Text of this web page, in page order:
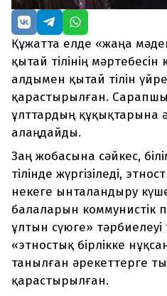
Құжатта елде «жаңа
қытай тілінің
алдымен қытай тілін
қарастырылған.
ұлттардың құқықтарына
алаңдайды.
Заң жобасына сәйкес,
тілінде жүргізіледі,
некеге ынталандыру
балаларын коммунистік
ұлтын сүюге» тәрбиелеуі
«этностық бірлікке
танылған әрекеттерге
қарастырылған.